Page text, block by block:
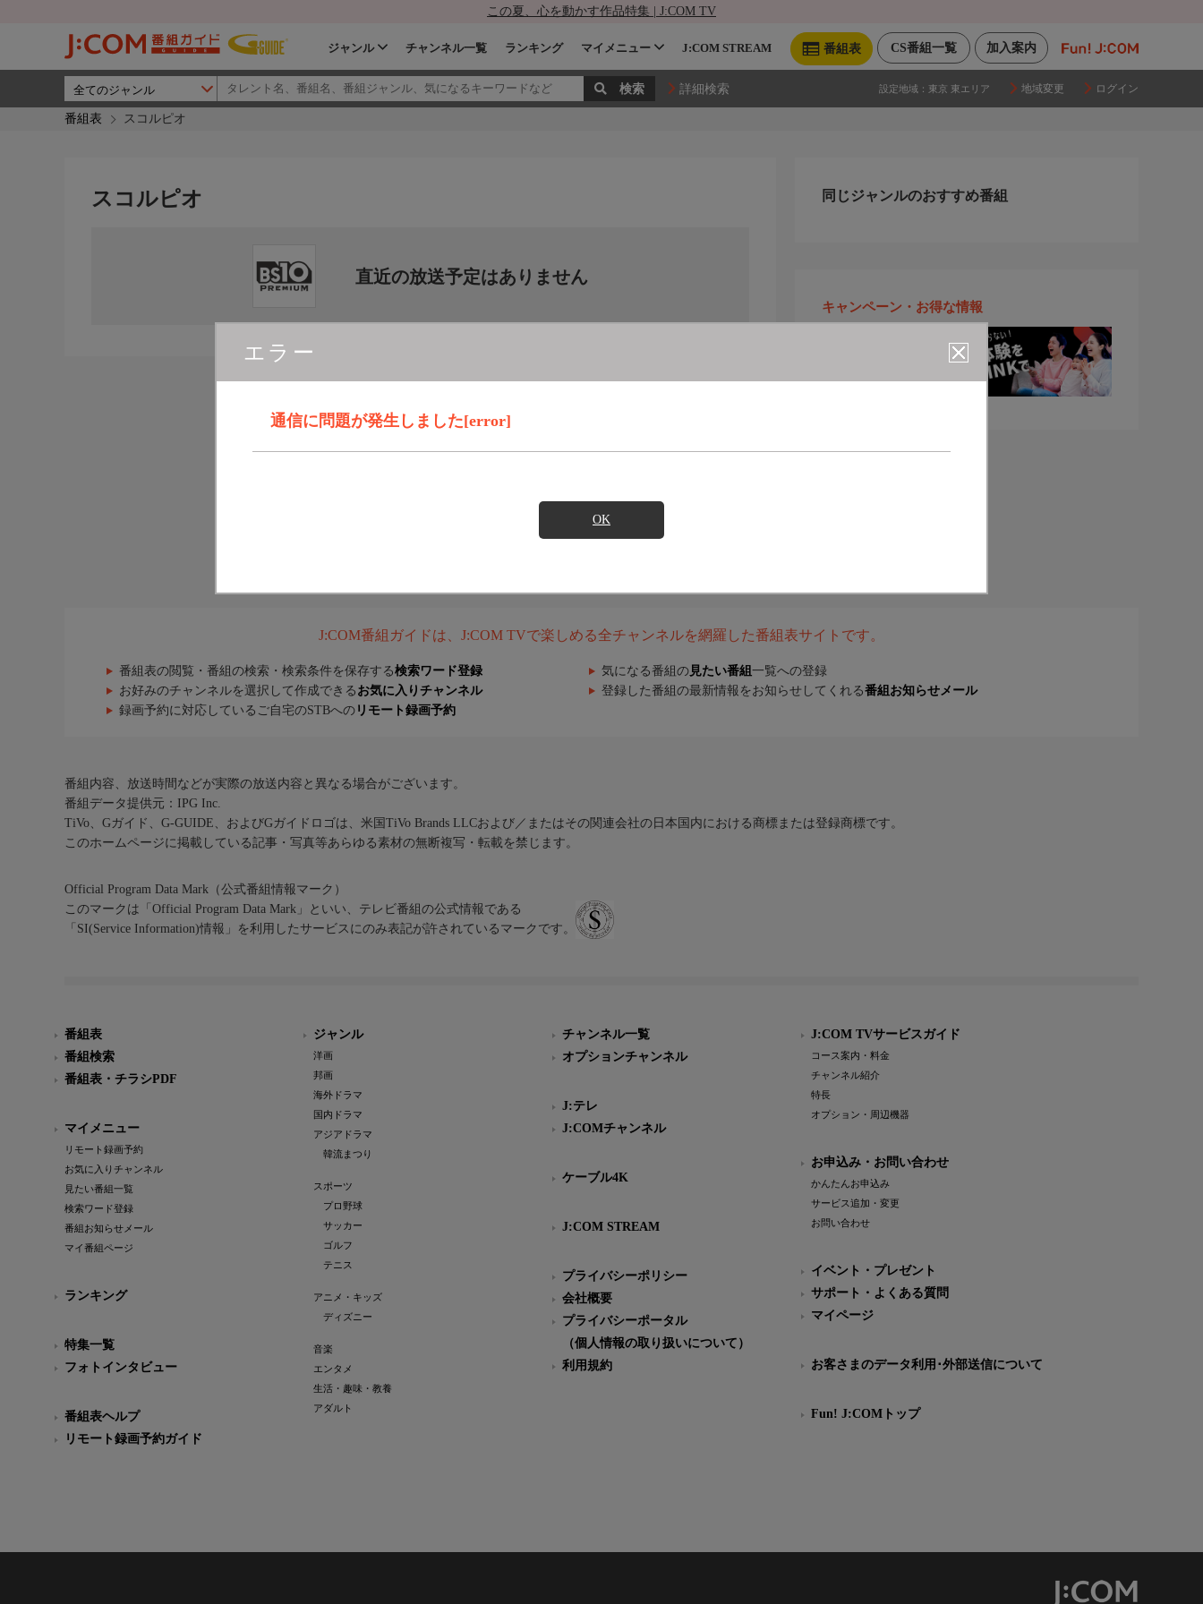
この夏、心を動かす作品特集 | J:COM TV
加入案内
CS番組一覧
番組表
ジャンル チャンネル一覧 ランキング マイメニュー J:COM STREAM
詳細検索 設定地域： 東京 東エリア 地域変更 ログイン
番組表 スコルピオ
エラー
通信に問題が発生しました[error]
OK
スコルピオ
直近の放送予定はありません
同じジャンルのおすすめ番組
キャンペーン・お得な情報
J:COM番組ガイドは、J:COM TVで楽しめる全チャンネルを網羅した番組表サイトです。
番組表の閲覧・番組の検索・検索条件を保存する検索ワード登録 気になる番組の 見たい番組 一覧への登録
お好みのチャンネルを選択して作成できる お気に入りチャンネル 登録した番組の最新情報をお知らせしてくれる番組お知らせメール
録画予約に対応しているご自宅のSTBへの リモート録画予約
番組内容、放送時間などが実際の放送内容と異なる場合がございます。
番組データ提供元：IPG Inc.
TiVo、Gガイド、G-GUIDE、およびGガイドロゴは、米国TiVo Brands LLCおよび／またはその関連会社の日本国内における商標または登録商標です。
このホームページに掲載している記事・写真等あらゆる素材の無断複写・転載を禁じます。
Official Program Data Mark（公式番組情報マーク）
このマークは「Official Program Data Mark」といい、テレビ番組の公式情報である
「SI(Service Information)情報」を利用したサービスにのみ表記が許されているマークです。
番組表
番組検索
番組表・チラシPDF
マイメニュー
リモート録画予約
お気に入りチャンネル
見たい番組一覧
検索ワード登録
番組お知らせメール
マイ番組ページ
ランキング
特集一覧
フォトインタビュー
番組表ヘルプ
リモート録画予約ガイド
ジャンル
洋画
邦画
海外ドラマ
国内ドラマ
アジアドラマ
韓流まつり
スポーツ
プロ野球
サッカー
ゴルフ
テニス
アニメ・キッズ
ディズニー
音楽
エンタメ
生活・趣味・教養
アダルト
チャンネル一覧
オプションチャンネル
J:テレ
J:COMチャンネル
ケーブル4K
J:COM STREAM
プライバシーポリシー
会社概要
プライバシーポータル
（個人情報の取り扱いについて）
利用規約
J:COM TVサービスガイド
コース案内・料金
チャンネル紹介
特長
オプション・周辺機器
お申込み・お問い合わせ
かんたんお申込み
サービス追加・変更
お問い合わせ
イベント・プレゼント
サポート・よくある質問
マイページ
お客さまのデータ利用･外部送信について
Fun! J:COMトップ